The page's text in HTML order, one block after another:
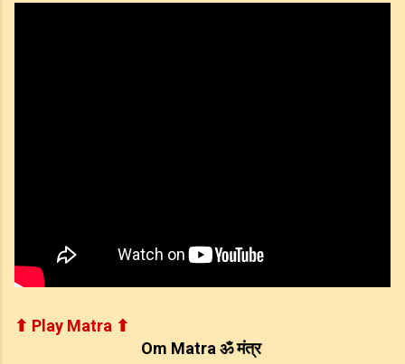
⬆ Play Matra ⬆
Om Matra ॐमंत्र